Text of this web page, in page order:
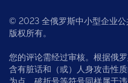
© 2023 全俄罗斯中小型企业公
版权所有。
您的评论需经过审核。根据俄
含有脏话和（或）人身攻击性